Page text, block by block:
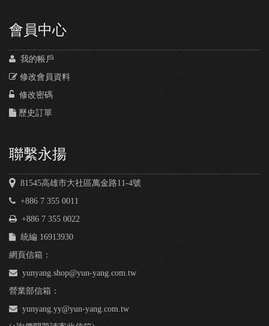
會員中心
我的帳戶
修改會員資料
修改密碼
歷史訂單
聯繫永揚
81545高雄市大社區萬金路11-4號
+886 7 355 0011
+886 7 355 0022
統編 16913930
網頁信箱：
yunyang.shop@yun-yang.com.tw
營業部信箱：
yunyang.yy@yun-yang.com.tw